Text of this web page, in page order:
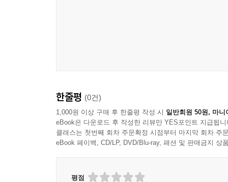
11장. 개인의 방어법, 멈춤과 확인의 기술
1절. 공유 전 10초의 감정 점검
2절. 출처보다 먼저 확인할 감정 단서
3절. 화가 날수록 늦게 보내는 원칙
4절. 나를 지키는 차단과 거리두기
12장. 감정 위생을 위한 디지털 공동체
한줄평 (0건)
1,000원 이상 구매 후 한줄평 작성 시 일반회원 50원, 마니
eBook은 다운로드 후 작성한 리뷰만 YES포인트 지급됩니
클래스는 첫번째 회차 주문확정 시점부터 마지막 회차 주
eBook 페이백, CD/LP, DVD/Blu-ray, 패션 및 판매금지 상
평점